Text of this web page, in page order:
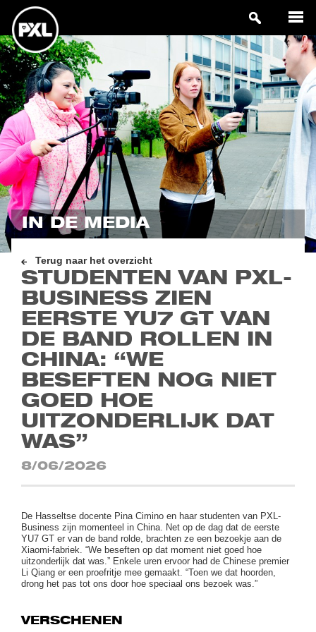
IN DE MEDIA
Terug naar het overzicht
STUDENTEN VAN PXL-
BUSINESS ZIEN
EERSTE YU7 GT VAN
DE BAND ROLLEN IN
CHINA: “WE
BESEFTEN NOG NIET
GOED HOE
UITZONDERLIJK DAT
WAS”
8/06/2026
De Hasseltse docente Pina Cimino en haar studenten van PXL-
Business zijn momenteel in China. Net op de dag dat de eerste
YU7 GT er van de band rolde, brachten ze een bezoekje aan de
Xiaomi-fabriek. “We beseften op dat moment niet goed hoe
uitzonderlijkdat was.” Enkele uren ervoor had de Chinese premier
Li Qiang er een proefritje mee gemaakt. “Toen we dat hoorden,
drong het pas tot ons door hoe speciaal ons bezoek was.”
VERSCHENEN